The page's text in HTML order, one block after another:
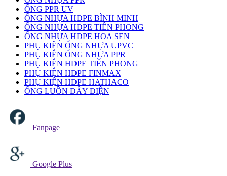
ỐNG PPR UV
ỐNG NHỰA HDPE BÌNH MINH
ỐNG NHỰA HDPE TIỀN PHONG
ỐNG NHỰA HDPE HOA SEN
PHỤ KIỆN ỐNG NHỰA UPVC
PHỤ KIỆN ỐNG NHỰA PPR
PHỤ KIỆN HDPE TIỀN PHONG
PHỤ KIỆN HDPE FINMAX
PHỤ KIỆN HDPE HATHACO
ỐNG LUỒN DÂY ĐIỆN
Fanpage
Google Plus